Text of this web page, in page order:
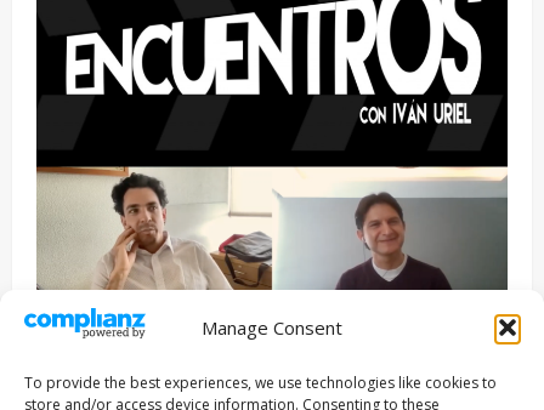
Manage Consent
To provide the best experiences, we use technologies like cookies to
store and/or access device information. Consenting to these
Entrevista Series
ENCUENTROS CON IVÁN URIEL T3E22: JUAN PATRICIO